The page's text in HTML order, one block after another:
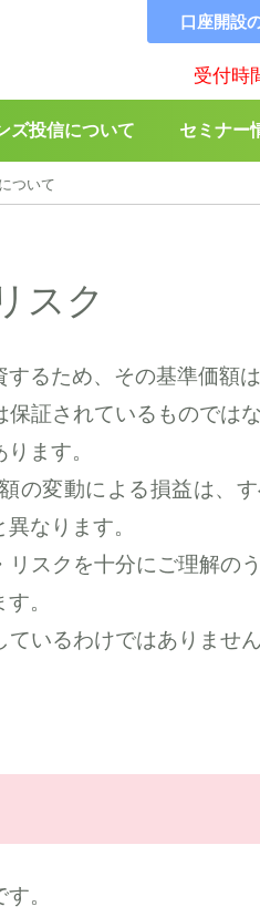
ズ投信について セミナー
ズBABY
口座開設
受付時
ついて
スク
るため、その基準価額は
証されているものでは
ます。
の変動による損益は、
なります。
スクを十分にご理解の
。
いるわけではありませ
。